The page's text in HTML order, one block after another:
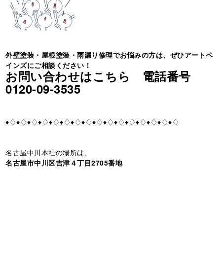
外壁塗装・屋根塗装・雨漏り修理でお悩みの方は、ぜひアートペ
インズにご相談ください！
お問い合わせはこちら 電話番号
0120-09-3535
♦♢♦♢♦♢♦♢♦♢♦♢♦♢♦♢♦♢♦♢♦♢♦♢♦♢♦♢♦♢♦♢
名古屋中川本社の場所は、
名古屋市中川区吉津４丁目2705番地